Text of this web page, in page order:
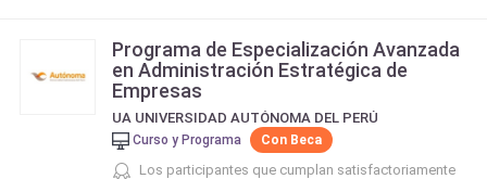
Programa de Especialización Avanzada
en Administración Estratégica de
Empresas
UA UNIVERSIDAD AUTÓNOMA DEL PERÚ
Curso y Programa Con Beca
Los participantes que cumplan satisfactoriamente